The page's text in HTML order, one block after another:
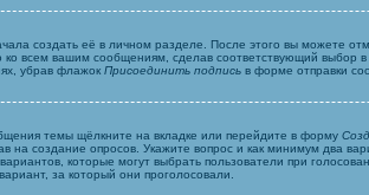
создать её в личном разделе. После этого вы можете
всем вашим сообщениям, сделав соответствующий
убрав флажок Присоединить подпись в форме отправки
темы щёлкните на вкладке или перейдите в форму
создание опросов. Укажите вопрос и как минимум два
которые могут выбрать пользователи при
за который они проголосовали.